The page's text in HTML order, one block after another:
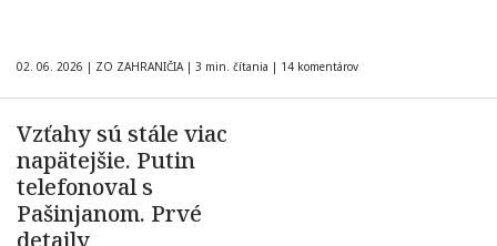
02. 06. 2026 | ZO ZAHRANIČIA | 3 min. čítania | 14 komentárov
Vzťahy sú stále viac
napätejšie. Putin
telefonoval s
Pašinjanom. Prvé
detaily